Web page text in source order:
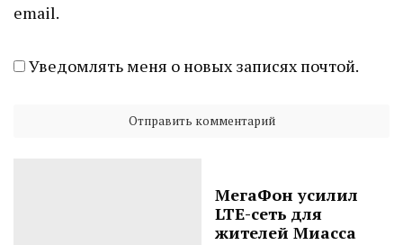
email.
Уведомлять меня о новых записях почтой.
МегаФон усилил
LTE-сеть для
жителей Миасса